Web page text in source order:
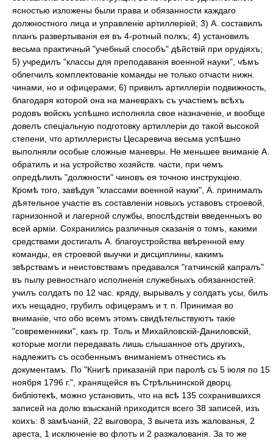
ясностью изложены были права и обязанности каждаго
должностного лица и управленіе артиллеріей; 3) А. составилъ
планъ развертыванія ея въ 4-ротный полкъ; 4) установилъ
весьма практичный "учебный способъ" дѣйствій при орудіяхъ;
5) учредилъ "классы для преподаванія военной науки", чѣмъ
облегчилъ комплектованіе команды не только отчасти нижн.
чинами, но и офицерами; 6) привилъ артиллеріи подвижность,
благодаря которой она на маневрахъ съ участіемъ всѣхъ
родовъ войскъ успѣшно исполняла свое назначеніе, и вообще
довелъ спеціальную подготовку артиллеріи до такой высокой
степени, что артиллеристы Цесаревича весьма успѣшно
выполняли особые сложные маневры. Не меньшее вниманіе А.
обратилъ и на устройство хозяйств. части, при чемъ
опредѣлилъ "должности" чиновъ ея точною инструкціею.
Кромѣ того, завѣдуя "классами военной науки", А. принималъ
дѣятельное участіе въ составленіи новыхъ уставовъ строевой,
гарнизонной и лагерной службы, впослѣдствіи введенныхъ во
всей арміи. Сохранились различныя сказанія о томъ, какими
средствами достигалъ А. благоустройства ввѣренной ему
команды, ея строевой выучки и дисциплины, какимъ
звѣрствамъ и неистовствамъ предавался "гатчинскій капралъ"
въ пылу ревностнаго исполненія служебныхъ обязанностей:
училъ солдатъ по 12 час. кряду, вырывалъ у солдатъ усы, билъ
ихъ нещадно, грубилъ офицерамъ и т. п. Принимая во
вниманіе, что обо всемъ этомъ свидѣтельствуютъ такіе
"современники", какъ гр. Толь и Михайловскій-Даниловскій,
которые могли передавать лишь слышанное отъ другихъ,
надлежитъ съ особеннымъ вниманіемъ отнестись къ
документамъ. По "Книгѣ приказаній при паролѣ съ 5 іюля по 15
ноября 1796 г.", хранящейся въ Стрѣльнинской дворц.
библіотекѣ, можно установить, что на всѣ 135 сохранившихся
записей на долю взысканій приходится всего 38 записей, изъ
коихъ: 8 замѣчаній, 22 выговора, 3 вычета изъ жалованья, 2
ареста, 1 исключеніе во флотъ и 2 разжалованія. За то же